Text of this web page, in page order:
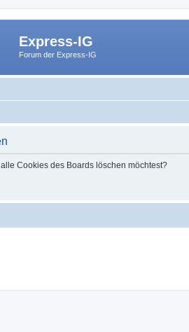
Express-IG
Forum der Express-IG
Cookies des Boards löschen möchtest?